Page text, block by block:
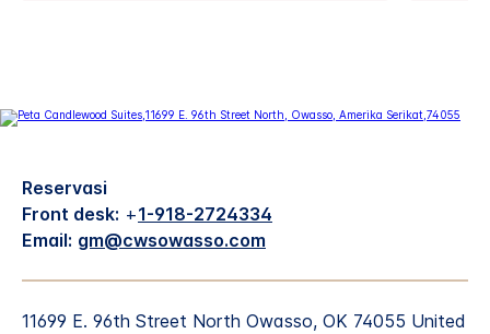
Reservasi
Front desk: +1-918-2724334
Email: gm@cwsowasso.com
11699 E. 96th Street North Owasso, OK 74055 United